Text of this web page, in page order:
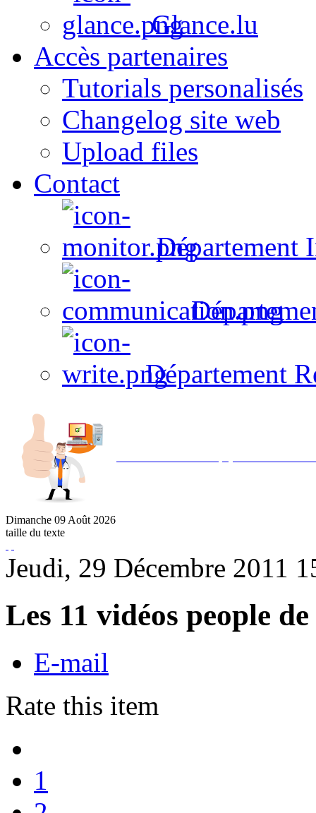
Glance.lu
Accès partenaires
Tutorials personalisés
Changelog site web
Upload files
Contact
Département
Département
Dimanche 09 Août 2026
taille du texte
Jeudi, 29 Décembre 2011
Les 11 vidéos people de
E-mail
Rate this item
1